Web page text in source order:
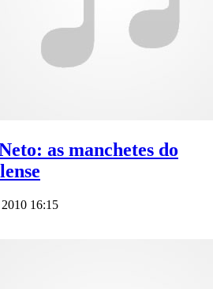
as manchetes do
16:15